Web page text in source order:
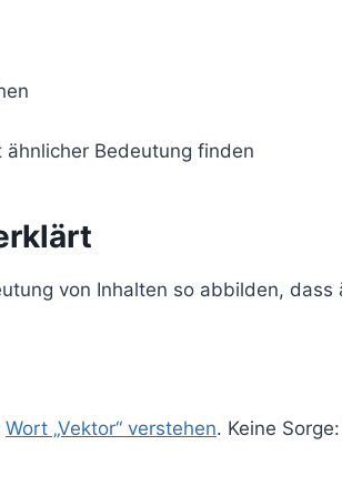
ähnlicher Bedeutung finden
von Inhalten so abbilden,
Wort „Vektor“ verstehen. Keine